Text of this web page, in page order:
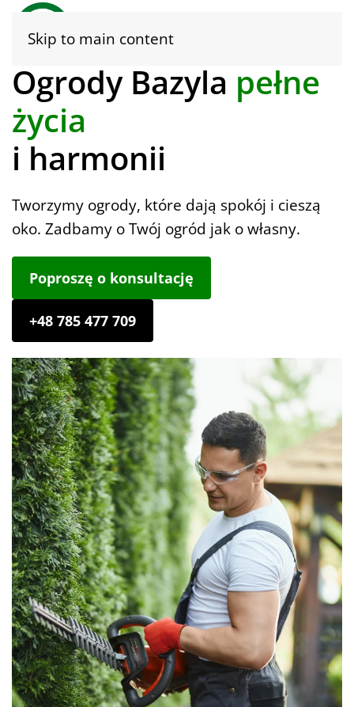
Skip to main content
Ogrody Bazyla pełne
życia
i harmonii
Tworzymy ogrody, które dają spokój i cieszą
oko. Zadbamy o Twój ogród jak o własny.
Poproszę o konsultację
+48 785 477 709